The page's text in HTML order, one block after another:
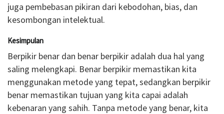
juga pembebasan pikiran dari kebodohan, bias, dan
kesombongan intelektual.
Kesimpulan
Berpikir benar dan benar berpikir adalah dua hal yang
saling melengkapi. Benar berpikir memastikan kita
menggunakan metode yang tepat, sedangkan berpikir
benar memastikan tujuan yang kita capai adalah
kebenaran yang sahih. Tanpa metode yang benar, kita